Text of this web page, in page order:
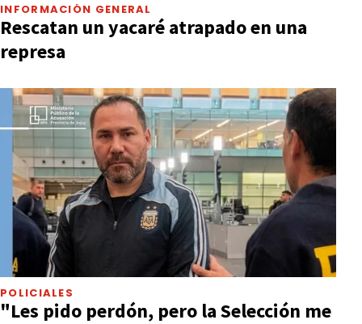
INFORMACIÓN GENERAL
Rescatan un yacaré atrapado en una
represa
POLICIALES
"Les pido perdón, pero la Selección me